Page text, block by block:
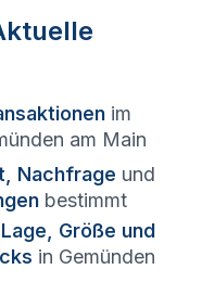
im
am Main
Nachfrage und
bestimmt
Lage, Größe und
in Gemünden